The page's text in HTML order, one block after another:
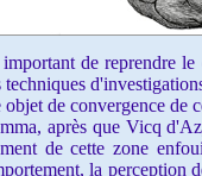
de reprendre le
de convergence
après que Vicq
de cette zone
la perception